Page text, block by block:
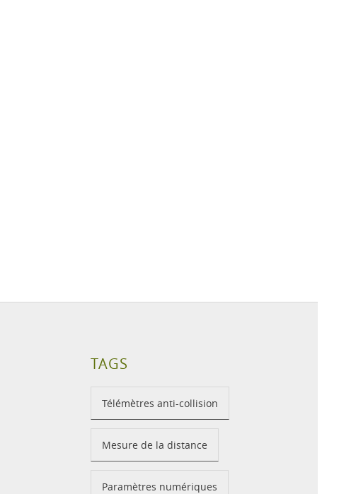
TAGS
Télémètres anti-collision
Mesure de la distance
Paramètres numériques